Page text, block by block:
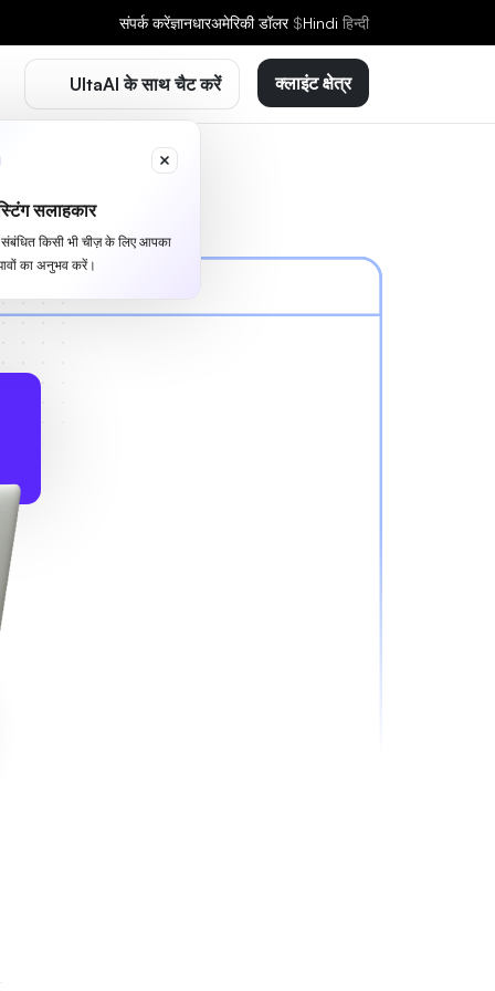
संपर्क करेंज्ञानधारअमेरिकी डॉलर $Hindi हिन्दी
UltaAI के साथ चैट करें
सलाहकार
संबंधित किसी भी चीज़ के लिए आपका
का अनुभव करें।
क्लाइंट क्षेत्र